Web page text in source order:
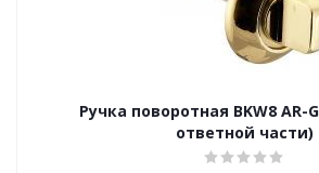
Ручка поворотная BKW8 AR-
ответной части)